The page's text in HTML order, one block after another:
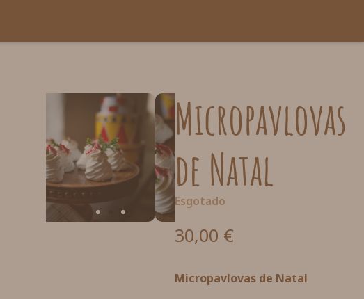
Micropavlovas
de Natal
30,00 €
Micropavlovas de Natal
Esgotado